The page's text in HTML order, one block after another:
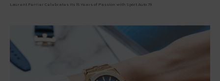
Laurent Ferrier Celebrates Its 15 Years of Passion with Sport Auto 79